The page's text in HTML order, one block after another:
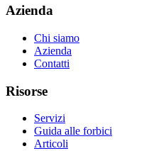
Azienda
Chi siamo
Azienda
Contatti
Risorse
Servizi
Guida alle forbici
Articoli